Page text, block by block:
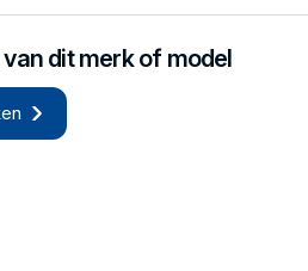
dit merk of model